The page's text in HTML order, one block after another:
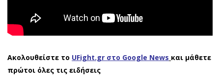
Ακολουθείστε το UFight.gr στο Google News και μάθετε
πρώτοι όλες τις ειδήσεις